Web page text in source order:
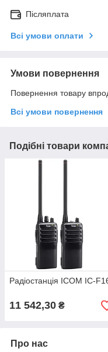
Післяплата
Всі умови оплати
Умови повернення
Повернення товару
Всі умови повернення
Подібні товари
Радіостанція ICOM IC-
11 542,30 ₴
Про нас